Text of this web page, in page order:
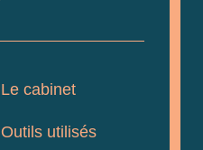
Le cabinet
Outils utilisés